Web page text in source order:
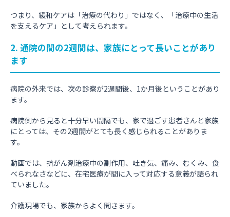
つまり、緩和ケアは「治療の代わり」ではなく、「治療中の生活
を支えるケア」として考えられます。
2. 通院の間の2週間は、家族にとって長いことがあり
ます
病院の外来では、次の診察が2週間後、1か月後ということがあり
ます。
病院側から見ると十分早い間隔でも、家で過ごす患者さんと家族
にとっては、その2週間がとても長く感じられることがありま
す。
動画では、抗がん剤治療中の副作用、吐き気、痛み、むくみ、食
べられなさなどに、在宅医療が間に入って対応する意義が語られ
ていました。
介護現場でも、家族からよく聞きます。